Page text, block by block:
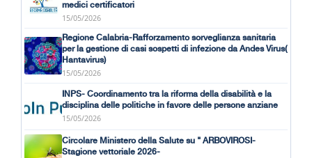
medici certificatori
15/05/2026
Regione Calabria-Rafforzamento sorveglianza sanitaria
per la gestione di casi sospetti di infezione da Andes Virus(
Hantavirus)
15/05/2026
INPS- Coordinamento tra la riforma della disabilità e la
disciplina delle politiche in favore delle persone anziane
15/05/2026
Circolare Ministero della Salute su " ARBOVIROSI-
Stagione vettoriale 2026-